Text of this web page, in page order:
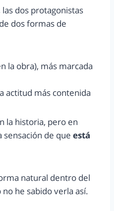
dos protagonistas
dos formas de
la obra), más marcada
actitud más contenida
la historia, pero en
de que está
natural dentro del
he sabido verla así.